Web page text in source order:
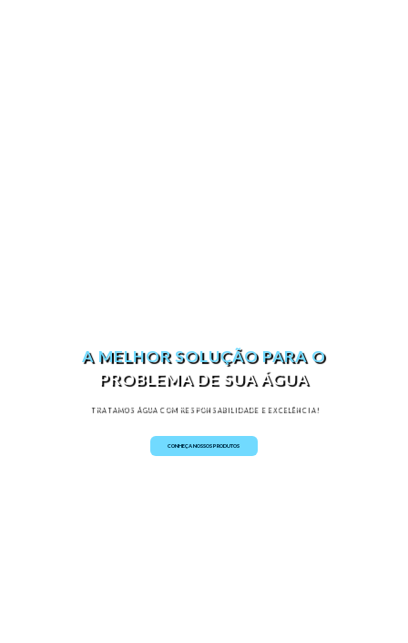
PROBLEMA DE SUA ÁGUA
TRATAMOS ÁGUA COM RESPONSABILIDADE E EXCELÊNCIA!
A MELHOR SOLUÇÃO PARA O
CONHEÇA NOSSOS PRODUTOS